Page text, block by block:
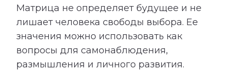
Матрица не определяет будущее и не
лишает человека свободы выбора. Ее
значения можно использовать как
вопросы для самонаблюдения,
размышления и личного развития.